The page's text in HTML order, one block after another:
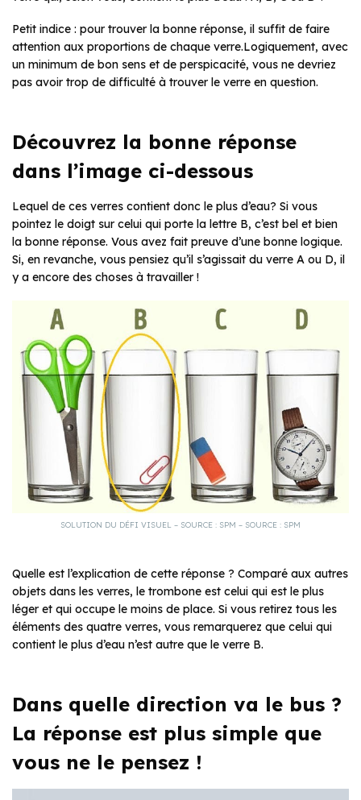
Petit indice : pour trouver la bonne réponse, il suffit de faire
attention aux proportions de chaque verre.Logiquement, avec
un minimum de bon sens et de perspicacité, vous ne devriez
pas avoir trop de difficulté à trouver le verre en question.
Découvrez la bonne réponse
dans l’image ci-dessous
Lequel de ces verres contient donc le plus d’eau? Si vous
pointez le doigt sur celui qui porte la lettre B, c’est bel et bien
la bonne réponse. Vous avez fait preuve d’une bonne logique.
Si, en revanche, vous pensiez qu’il s’agissait du verre A ou D, il
y a encore des choses à travailler !
SOLUTION DU DÉFI VISUEL – SOURCE : SPM – SOURCE : SPM
Quelle est l’explication de cette réponse ? Comparé aux autres
objets dans les verres, le trombone est celui qui est le plus
léger et qui occupe le moins de place. Si vous retirez tous les
éléments des quatre verres, vous remarquerez que celui qui
contient le plus d’eau n’est autre que le verre B.
Dans quelle direction va le bus ?
La réponse est plus simple que
vous ne le pensez !